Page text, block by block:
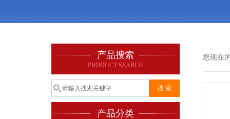
产品搜索
PRODUCT SEARCH
产品分类
您现在